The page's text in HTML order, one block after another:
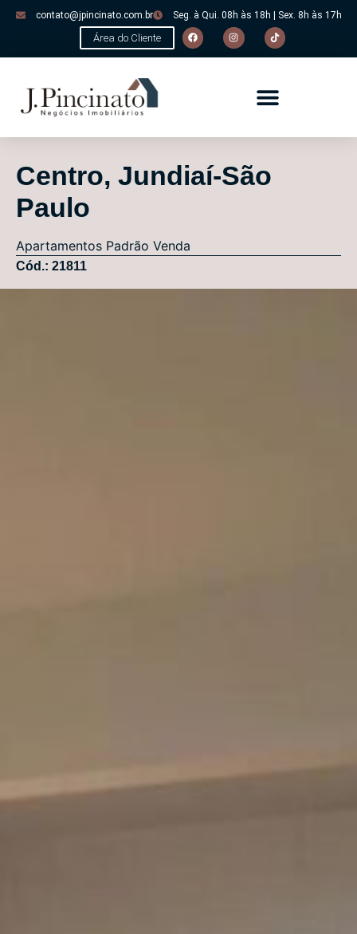
contato@jpincinato.com.br Seg. à Qui. 08h às 18h | Sex. 8h às 17h
Área do Cliente
Centro, Jundiaí-São
Paulo
Apartamentos Padrão Venda
Cód.: 21811